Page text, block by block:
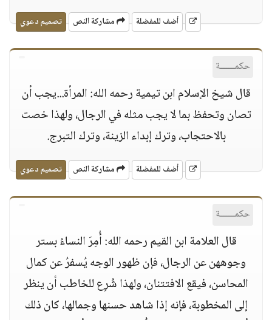
أضف للمفضلة مشاركة النص تصميم دعوي
حكمــــــة
قال شيخ الإسلام ابن تيمية رحمه الله: المرأة...يجب أن
تصان وتحفظ بما لا يجب مثله في الرجال، ولهذا خصت
بالاحتجاب، وترك إبداء الزينة، وترك التبرج.
أضف للمفضلة مشاركة النص تصميم دعوي
حكمــــــة
قال العلامة ابن القيم رحمه الله: أُمِرَ النساءُ بستر
وجوههن عن الرجال، فإن ظهور الوجه يُسفرُ عن كمال
المحاسن، فيقع الافتتنان، ولهذا شُرِع للخاطب أن ينظر
إلى المخطوبة، فإنه إذا شاهد حسنها وجمالها، كان ذلك